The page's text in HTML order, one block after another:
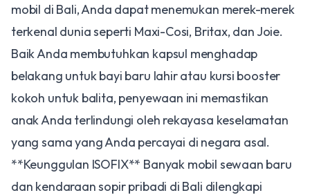
mobil di Bali, Anda dapat menemukan merek-merek
terkenal dunia seperti Maxi-Cosi, Britax, dan Joie.
Baik Anda membutuhkan kapsul menghadap
belakang untuk bayi baru lahir atau kursi booster
kokoh untuk balita, penyewaan ini memastikan
anak Anda terlindungi oleh rekayasa keselamatan
yang sama yang Anda percayai di negara asal.
**Keunggulan ISOFIX** Banyak mobil sewaan baru
dan kendaraan sopir pribadi di Bali dilengkapi